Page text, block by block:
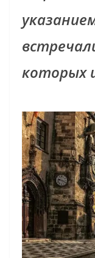
которых